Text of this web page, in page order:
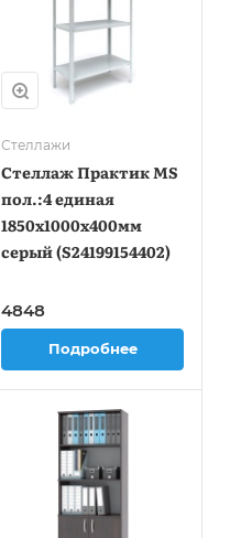
Стеллажи
Стеллаж Практик MS
пол.:4 единая
1850x1000x400мм
серый (S24199154402)
4848
Подробнее